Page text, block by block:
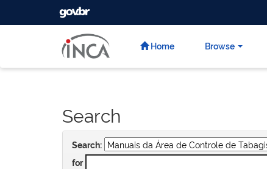
GOVBR
Home Browse
Search
Search:
for